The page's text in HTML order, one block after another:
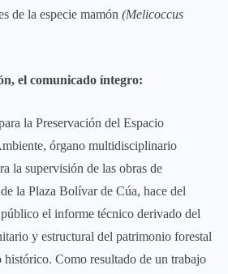
de la especie mamón (Melicoccus
el comunicado íntegro:
la Preservación del Espacio
órgano multidisciplinario
la supervisión de las obras de
la Plaza Bolívar de Cúa, hace del
el informe técnico derivado del
y estructural del patrimonio forestal
histórico. Como resultado de un trabajo